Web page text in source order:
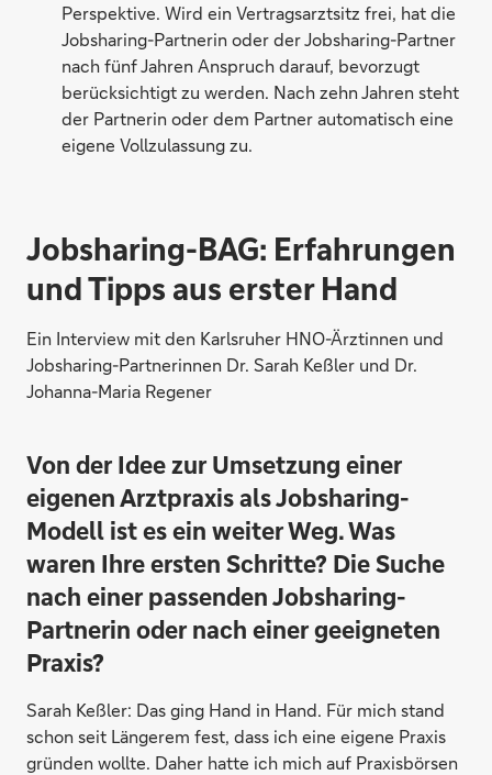
Perspektive. Wird ein Vertragsarztsitz frei, hat die
Jobsharing-Partnerin oder der Jobsharing-Partner
nach fünf Jahren Anspruch darauf, bevorzugt
berücksichtigt zu werden. Nach zehn Jahren steht
der Partnerin oder dem Partner automatisch eine
eigene Vollzulassung zu.
Jobsharing-BAG: Erfahrungen
und Tipps aus erster Hand
Ein Interview mit den Karlsruher HNO-Ärztinnen und
Jobsharing-Partnerinnen Dr. Sarah Keßler und Dr.
Johanna-Maria Regener
Von der Idee zur Umsetzung einer
eigenen Arztpraxis als Jobsharing-
Modell ist es ein weiter Weg. Was
waren Ihre ersten Schritte? Die Suche
nach einer passenden Jobsharing-
Partnerin oder nach einer geeigneten
Praxis?
Sarah Keßler: Das ging Hand in Hand. Für mich stand
schon seit Längerem fest, dass ich eine eigene Praxis
gründen wollte. Daher hatte ich mich auf Praxisbörsen